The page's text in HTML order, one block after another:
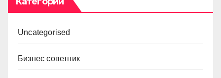
Uncategorised
Бизнес советник